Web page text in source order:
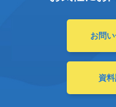
お問
資